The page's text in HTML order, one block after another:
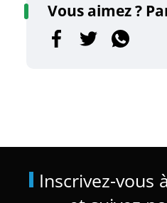
Vous aimez ?
Inscrivez-vous